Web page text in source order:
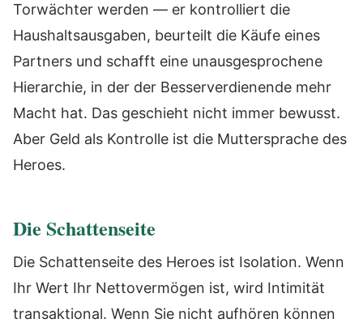
Torwächter werden — er kontrolliert die
Haushaltsausgaben, beurteilt die Käufe eines
Partners und schafft eine unausgesprochene
Hierarchie, in der der Besserverdienende mehr
Macht hat. Das geschieht nicht immer bewusst.
Aber Geld als Kontrolle ist die Muttersprache des
Heroes.
Die Schattenseite
Die Schattenseite des Heroes ist Isolation. Wenn
Ihr Wert Ihr Nettovermögen ist, wird Intimität
transaktional. Wenn Sie nicht aufhören können